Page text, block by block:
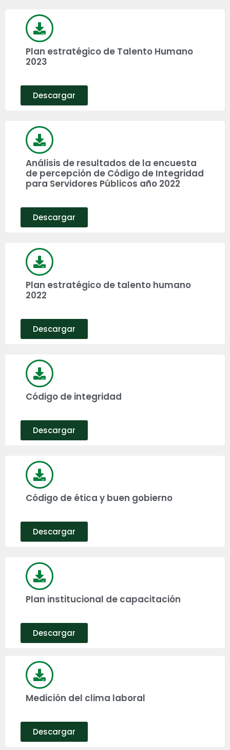
Plan estratégico de Talento Humano
2023
Descargar
Análisis de resultados de la encuesta
de percepción de Código de Integridad
para Servidores Públicos año 2022
Descargar
Plan estratégico de talento humano
2022
Descargar
Código de integridad
Descargar
Código de ética y buen gobierno
Descargar
Plan institucional de capacitación
Descargar
Medición del clima laboral
Descargar